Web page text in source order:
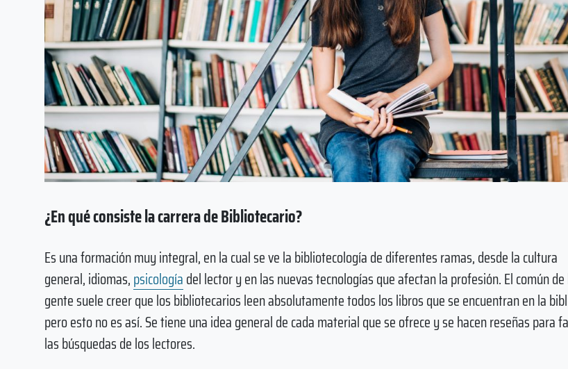
¿En qué consiste la carrera de Bibliotecario?
Es una formación muy integral, en la cual se ve la bibliotecología de diferentes ramas, desde la cultura
general, idiomas,psicologíadel lector y en las nuevas tecnologías que afectan la profesión. El común
gente suele creer que los bibliotecarios leen absolutamente todos los libros que se encuentran en la
pero esto no es así. Se tiene una idea general de cada material que se ofrece y se hacen reseñas para
las búsquedas de los lectores.